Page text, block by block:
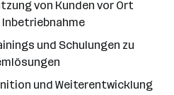
von Kunden vor Ort
und Schulungen zu
und Weiterentwicklung